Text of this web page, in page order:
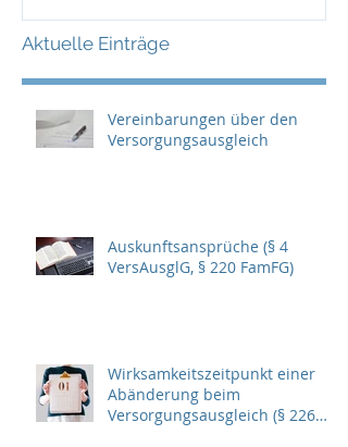
Aktuelle Einträge
prüfen
Vereinbarungen über den
Versorgungsausgleich
Auskunftsansprüche (§ 4
VersAusglG, § 220 FamFG)
Wirksamkeitszeitpunkt einer
Abänderung beim
Versorgungsausgleich (§ 226